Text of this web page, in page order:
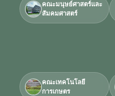
คณะมนุษย์ศาสตร์และ
สัมคมศาสตร์
คณะเทคโนโลยี
การเกษตร